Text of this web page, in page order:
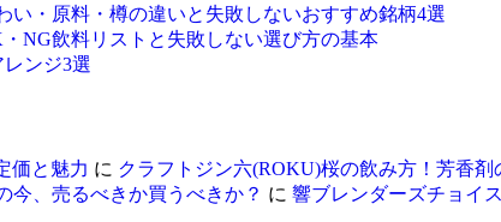
い・原料・樽の違いと失敗しないおすすめ銘柄4選
NG飲料リストと失敗しない選び方の基本
ンジ3選
価と魅力 に クラフトジン六(ROKU)桜の飲み方！芳香
今、売るべきか買うべきか？ に 響ブレンダーズチョイ